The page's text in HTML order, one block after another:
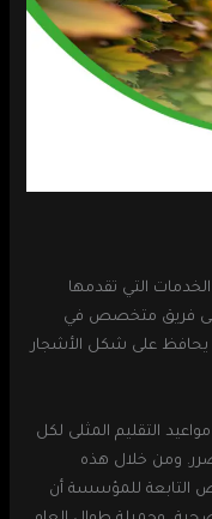
التي تقدمها
فريق متخصص في
يحافظ على شكل الأشجار
التقليم المثلى لكل
ومن خلال هذه
التابعة للمؤسسة أن